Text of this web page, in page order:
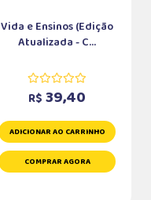
Vida e Ensinos (Edição
Atualizada - C...
R$ 39,40
ADICIONAR AO CARRINHO
COMPRAR AGORA